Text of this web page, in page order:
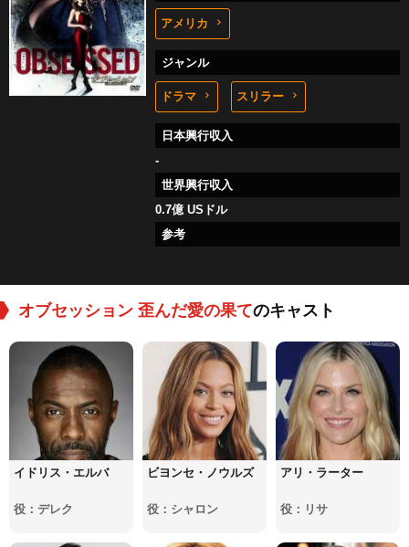
アメリカ
ジャンル
ドラマ スリラー
日本興行収入
-
世界興行収入
0.7億 USドル
参考
オブセッション 歪んだ愛の果てのキャスト
イドリス・エルバ
役：デレク
ビヨンセ・ノウルズ
役：シャロン
アリ・ラーター
役：リサ